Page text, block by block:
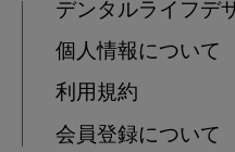
デンタルライフデ
個人情報について
利用規約
会員登録について